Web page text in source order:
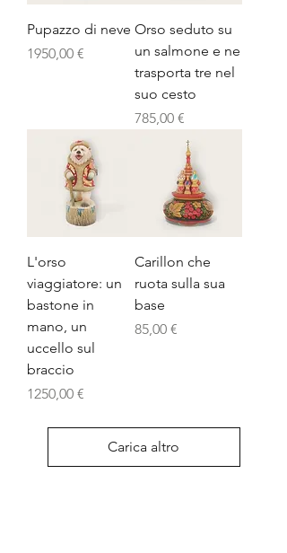
Pupazzo di neve
Prezzo
1950,00 €
Orso seduto su
un salmone e ne
trasporta tre nel
suo cesto
Prezzo
785,00 €
L'orso
viaggiatore: un
bastone in
mano, un
uccello sul
braccio
Prezzo
1250,00 €
Carillon che
ruota sulla sua
base
Prezzo
85,00 €
Carica altro